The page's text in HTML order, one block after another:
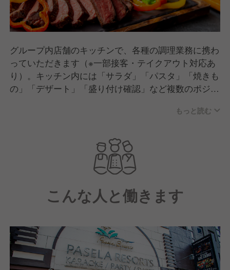
グループ内店舗のキッチンで、各種の調理業務に携わ
っていただきます（※一部接客・テイクアウト対応あ
り）。キッチン内には「サラダ」「パスタ」「焼きも
の」「デザート」「盛り付け確認」など複数のポジシ
◎定番料理だけでなく「映え重視なカフェメニュー」
「本格的なエスニック」「個性的なコラボメニュー」
など、多彩な調理体験に挑戦できます
もっと読む
こんな人と働きます